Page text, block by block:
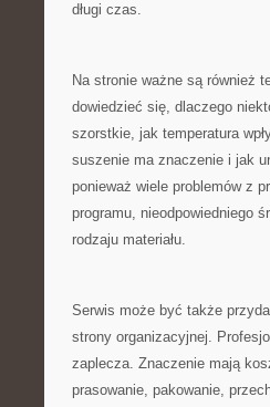
długi czas.
Na stronie ważne są również
dowiedzieć się, dlaczego
szorstkie, jak temperatura
suszenie ma znaczenie i jak
ponieważ wiele problemów z
programu, nieodpowiedniego
rodzaju materiału.
Serwis może być także
strony organizacyjnej.
zaplecza. Znaczenie mają
prasowanie, pakowanie,